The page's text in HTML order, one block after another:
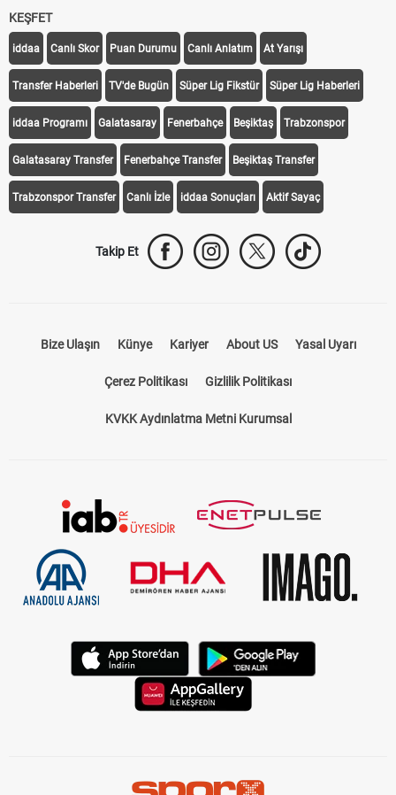
KEŞFET
iddaa Canlı Skor Puan Durumu Canlı Anlatım At Yarışı
Transfer Haberleri TV'de Bugün Süper Lig Fikstür Süper Lig Haberleri
iddaa Programı Galatasaray Fenerbahçe Beşiktaş Trabzonspor
Galatasaray Transfer Fenerbahçe Transfer Beşiktaş Transfer
Trabzonspor Transfer Canlı İzle iddaa Sonuçları Aktif Sayaç
Takip Et
Bize Ulaşın Künye Kariyer About US Yasal Uyarı
Çerez Politikası Gizlilik Politikası
KVKK Aydınlatma Metni Kurumsal